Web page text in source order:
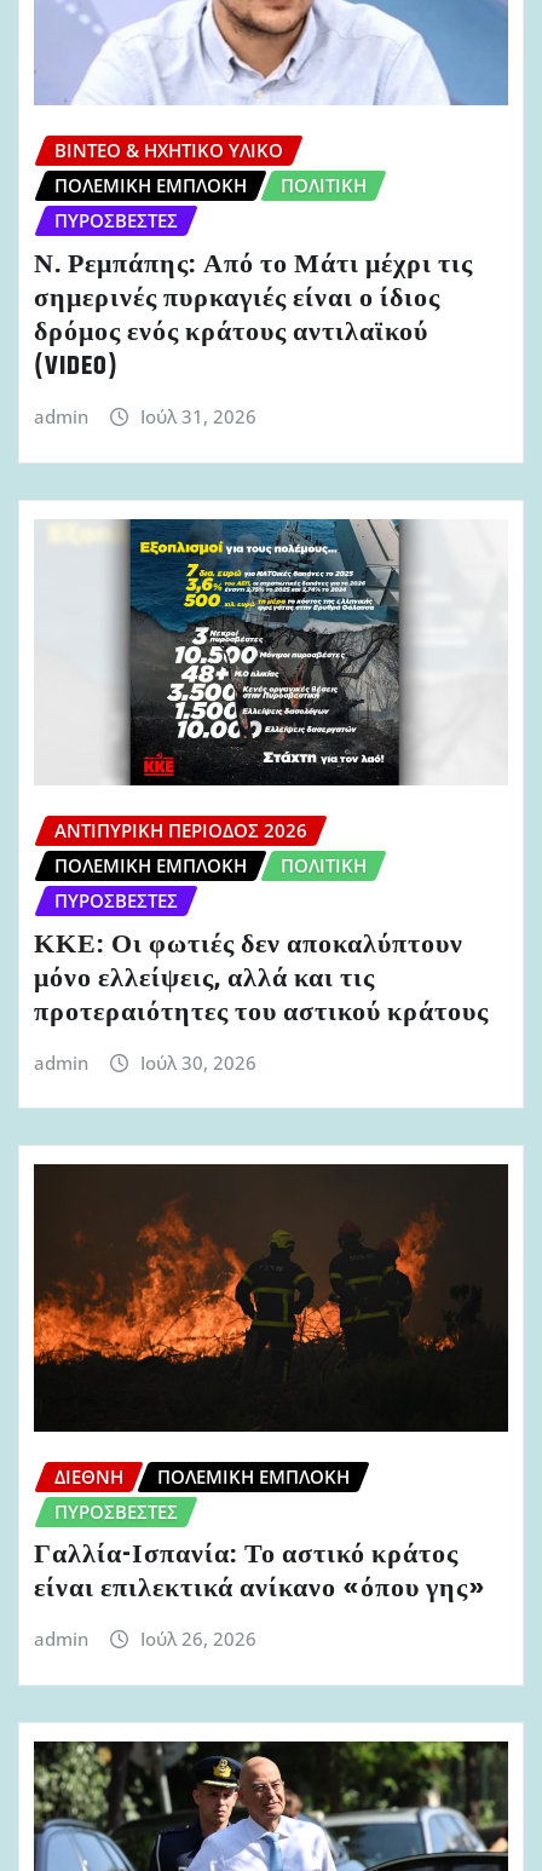
ΒΊΝΤΕΟ & ΗΧΗΤΙΚΌ ΥΛΙΚΌ
ΠΟΛΕΜΙΚΉ ΕΜΠΛΟΚΉ
ΠΟΛΙΤΙΚΉ
ΠΥΡΟΣΒΈΣΤΕΣ
Ν. Ρεμπάπης: Από το Μάτι μέχρι τις
σημερινές πυρκαγιές είναι ο ίδιος
δρόμος ενός κράτους αντιλαϊκού
(VIDEO)
admin Ιούλ 31, 2026
ΑΝΤΙΠΥΡΙΚΉ ΠΕΡΊΟΔΟΣ 2026
ΠΟΛΕΜΙΚΉ ΕΜΠΛΟΚΉ
ΠΟΛΙΤΙΚΉ
ΠΥΡΟΣΒΈΣΤΕΣ
ΚΚΕ: Οι φωτιές δεν αποκαλύπτουν
μόνο ελλείψεις, αλλά και τις
προτεραιότητες του αστικού κράτους
admin Ιούλ 30, 2026
ΔΙΕΘΝΉ
ΠΟΛΕΜΙΚΉ ΕΜΠΛΟΚΉ
ΠΥΡΟΣΒΈΣΤΕΣ
Γαλλία-Ισπανία: Το αστικό κράτος
είναι επιλεκτικά ανίκανο «όπου γης»
admin Ιούλ 26, 2026